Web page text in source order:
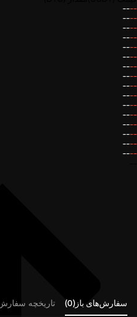
--
--
--
--
--
--
--
--
--
--
--
--
--
--
--
--
--
--
--
--
--
--
--
--
--
--
--
--
--
--
--
--
سفارش‌های باز(0) تاریخچه